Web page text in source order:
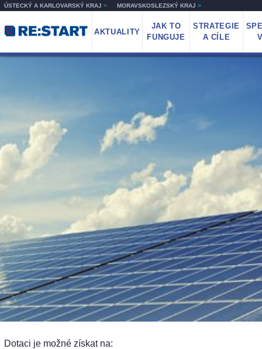
ÚSTECKÝ A KARLOVARSKÝ KRAJ > MORAVSKOSLEZSKÝ KRAJ >
AKTUALITY
JAK TO
FUNGUJE
STRATEGIE
A CÍLE
Dotaci je možné získat na: